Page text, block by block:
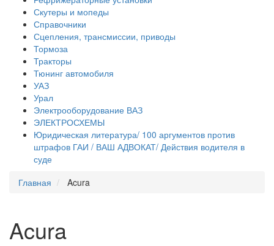
Скутеры и мопеды
Справочники
Сцепления, трансмиссии, приводы
Тормоза
Тракторы
Тюнинг автомобиля
УАЗ
Урал
Электрооборудование ВАЗ
ЭЛЕКТРОСХЕМЫ
Юридическая литература/ 100 аргументов против
штрафов ГАИ / ВАШ АДВОКАТ/ Действия водителя в
суде
Главная
Acura
Acura